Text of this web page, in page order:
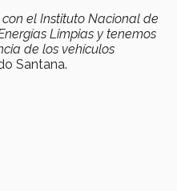
el Instituto Nacional de
Limpias y tenemos
de los vehículos
Santana.